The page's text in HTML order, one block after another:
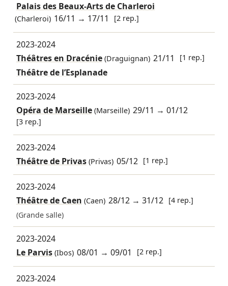
Palais des Beaux-Arts de Charleroi
(Charleroi) 16/11 → 17/11 [2 rep.]
2023-2024
Théâtres en Dracénie(Draguignan) 21/11 [1 rep.]
Théâtre de l’Esplanade
2023-2024
Opéra de Marseille(Marseille) 29/11 →01/12
[3 rep.]
2023-2024
Théâtre de Privas(Privas) 05/12 [1 rep.]
2023-2024
Théâtre de Caen (Caen) 28/12 →31/12 [4 rep.]
(Grande salle)
2023-2024
Le Parvis(Ibos) 08/01 →09/01 [2 rep.]
2023-2024